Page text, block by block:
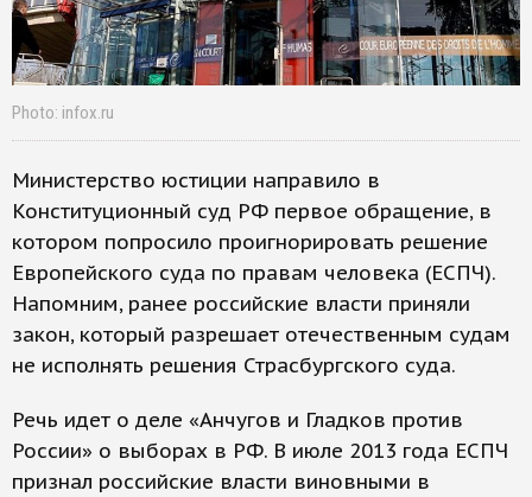
Photo: infox.ru
Министерство юстиции направило в
Конституционный суд РФ первое обращение, в
котором попросило проигнорировать решение
Европейского суда по правам человека (ЕСПЧ).
Напомним, ранее российские власти приняли
закон, который разрешает отечественным судам
не исполнять решения Страсбургского суда.
Речь идет о деле «Анчугов и Гладков против
России» о выборах в РФ. В июле 2013 года ЕСПЧ
признал российские власти виновными в